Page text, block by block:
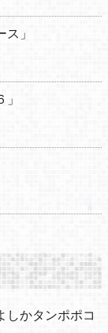
」
」
しかタンポポコ